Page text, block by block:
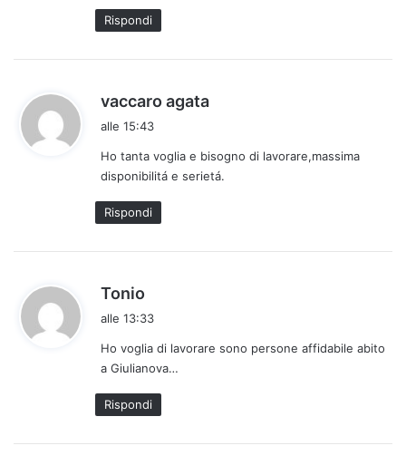
Rispondi
vaccaro agata
e
t
alle 15:43
Ho tanta voglia e bisogno di lavorare,massima
disponibilitá e serietá.
Rispondi
Tonio
e
t
t
o
alle 13:33
Ho voglia di lavorare sono persone affidabile abito
a Giulianova…
Rispondi